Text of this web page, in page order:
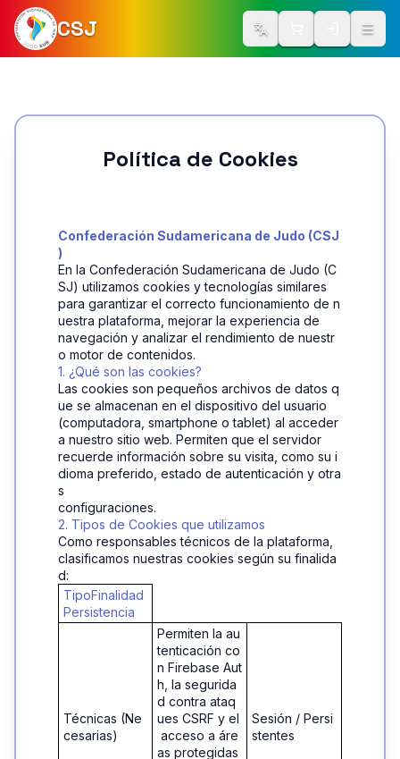
CSJ Cambiar idiomaIniciarAbrir
Política de Cookies
Confederación Sudamericana de Judo (CSJ
)
En la Confederación Sudamericana de Judo (C
SJ) utilizamos cookies y tecnologías similares
para garantizar el correcto funcionamiento de n
uestra plataforma, mejorar la experiencia de
navegación y analizar el rendimiento de nuestr
o motor de contenidos.
1. ¿Qué son las cookies?
Las cookies son pequeños archivos de datos q
ue se almacenan en el dispositivo del usuario
(computadora, smartphone o tablet) al acceder
a nuestro sitio web. Permiten que el servidor
recuerde información sobre su visita, como su i
dioma preferido, estado de autenticación y otra
s
configuraciones.
2. Tipos de Cookies que utilizamos
Como responsables técnicos de la plataforma,
clasificamos nuestras cookies según su finalida
d:
TipoFinalidad
Persistencia
Técnicas (Ne
cesarias)
Permiten la au
tenticación co
n Firebase Aut
h, la segurida
d contra ataq
ues CSRF y el
acceso a áre
as protegidas
Sesión / Persi
stentes